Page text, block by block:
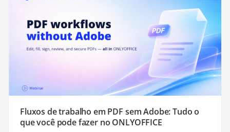
Fluxos de trabalho em PDF sem Adobe: Tudo o
que você pode fazer no ONLYOFFICE